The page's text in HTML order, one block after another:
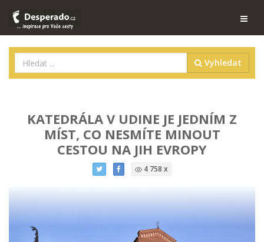
Vyhledat
KATEDRÁLA V UDINE JE JEDNÍM Z
MÍST, CO NESMÍTE MINOUT
CESTOU NA JIH EVROPY
4 758 x